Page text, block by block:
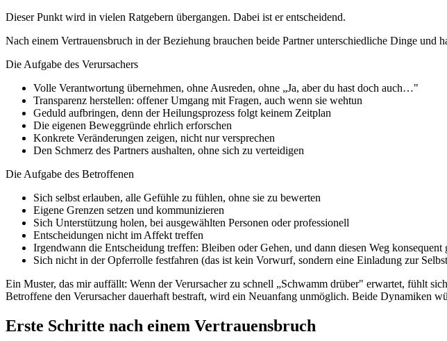
Dieser Punkt wird in vielen Ratgebern übergangen. Dabei ist er entscheidend.
Nach einem Vertrauensbruch in der Beziehung brauchen beide Partner unterschiedliche Dinge und
Die Aufgabe des Verursachers
Volle Verantwortung übernehmen, ohne Ausreden, ohne „Ja, aber du hast doch auch…"
Transparenz herstellen: offener Umgang mit Fragen, auch wenn sie wehtun
Geduld aufbringen, denn der Heilungsprozess folgt keinem Zeitplan
Die eigenen Beweggründe ehrlich erforschen
Konkrete Veränderungen zeigen, nicht nur versprechen
Den Schmerz des Partners aushalten, ohne sich zu verteidigen
Die Aufgabe des Betroffenen
Sich selbst erlauben, alle Gefühle zu fühlen, ohne sie zu bewerten
Eigene Grenzen setzen und kommunizieren
Sich Unterstützung holen, bei ausgewählten Personen oder professionell
Entscheidungen nicht im Affekt treffen
Irgendwann die Entscheidung treffen: Bleiben oder Gehen, und dann diesen Weg konsequent
Sich nicht in der Opferrolle festfahren (das ist kein Vorwurf, sondern eine Einladung zur
Ein Muster, das mir auffällt: Wenn der Verursacher zu schnell „Schwamm drüber" erwartet, fühlt
Betroffene den Verursacher dauerhaft bestraft, wird ein Neuanfang unmöglich. Beide Dynamiken
Erste Schritte nach einem Vertrauensbruch